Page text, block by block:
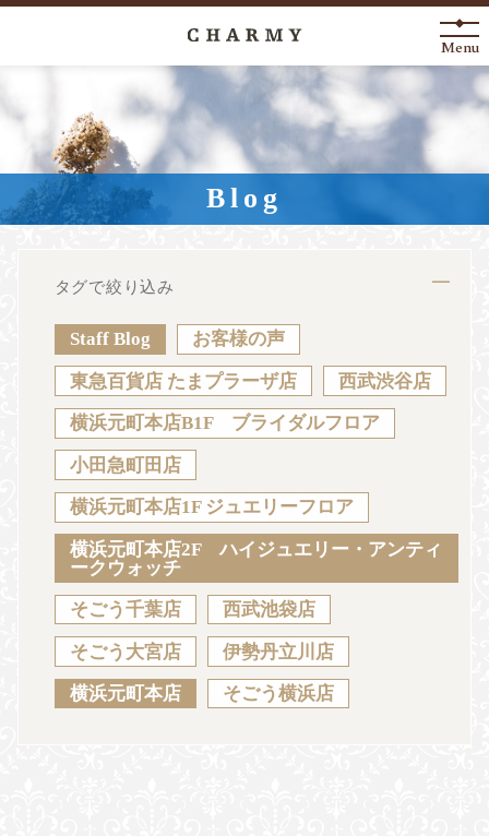
New Arrival
About
Engagement Ring
Anniversary
News Blog
Sustainability Voice Catalog
JA EN CH KO
Menu
Blog
タグで絞り込み
Staff Blog お客様の声
東急百貨店 たまプラーザ店 西武渋谷店
横浜元町本店B1F ブライダルフロア
小田急町田店
横浜元町本店1F ジュエリーフロア
横浜元町本店2F ハイジュエリー・アンティ
ークウォッチ
そごう千葉店 西武池袋店
そごう大宮店 伊勢丹立川店
横浜元町本店 そごう横浜店